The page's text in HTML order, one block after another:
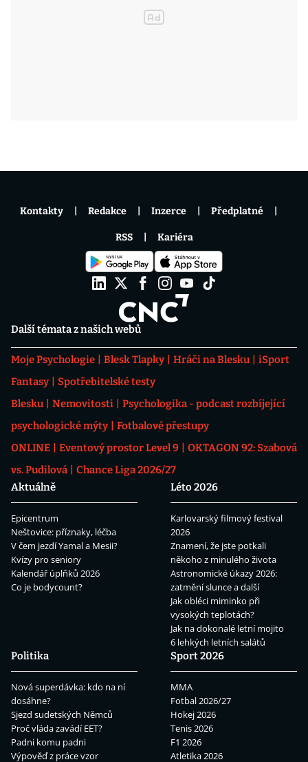
Další témata z našich webů
Moje Psychologie Blesk Tlapky Hráči na Blesku
iSport
Fantasy
Spotřebitelské testy
Blesku
Nemovitosti
Psychologika - podcast rozbíjející
psychologické mýty
Fotbalové přestupy
ONLINE
Eventový prostor Level 9
OKTAGON 92: Szabová
vs. Pudilová
Chance Liga 2026/27
Aktuálně
Epicentrum
Neštovice: příznaky, léčba
V čem jezdí Yamal a Mesii?
Kvízy pro seniory
Kalendář úplňků 2026
Co je bodycount?
Léto 2026
Karlovarský filmový festival
2026
Znamení, že jste potkali
někoho z minulého života
Astronomické úkazy 2026:
zatmění slunce a další
Jak obléci miminko při
vysokých teplotách?
Jak na dokonalé letní mojito
6 lehkých letních salátů
Politika
Nová superdávka: kdo na ní
dosáhne?
Sjezd sudetských Němců
Proč vláda zavádí EET?
Padni komu padni
Výpověď z práce vzor
Sport 2026
MMA
Fotbal 2026/27
Hokej 2026
Tenis 2026
F1 2026
Atletika 2026
Kontakty Redakce Inzerce Předplatné
RSS Kariéra